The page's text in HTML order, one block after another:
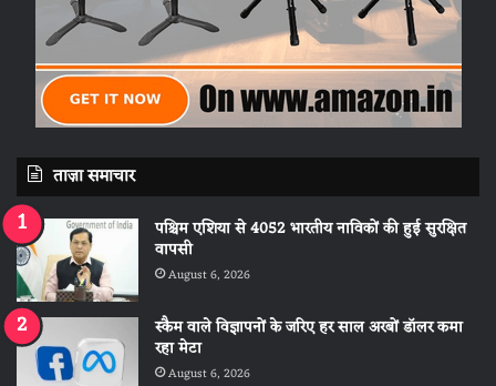
ताज़ा समाचार
पश्चिम एशिया से 4052 भारतीय नाविकों की हुई सुरक्षित
वापसी
August 6, 2026
स्कैम वाले विज्ञापनों के जरिए हर साल अरबों डॉलर कमा
रहा मेटा
August 6, 2026